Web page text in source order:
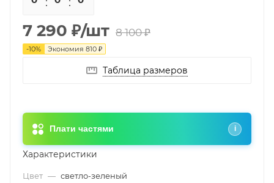
7 290 ₽/шт 8 100₽
-10% Экономия 810 ₽
Таблица размеров
Плати частями i
Характеристики
Цвет — светло-зеленый